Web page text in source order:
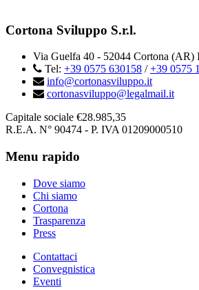
Cortona Sviluppo S.r.l.
Via Guelfa 40 - 52044 Cortona (AR)
Tel: +39 0575 630158 /+39 0575
info@cortonasviluppo.it
cortonasviluppo@legalmail.it
Capitale sociale €28.985,35
R.E.A. N° 90474 - P. IVA 01209000510
Menu rapido
Dove siamo
Chi siamo
Cortona
Trasparenza
Press
Contattaci
Convegnistica
Eventi